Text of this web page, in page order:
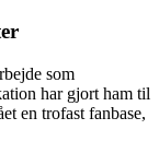
som
har gjort ham til
en trofast fanbase,